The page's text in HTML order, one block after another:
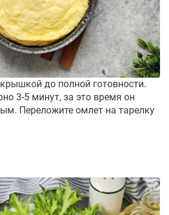
до полной готовности.
3-5 минут, за это время он
Переложите омлет на тарелку